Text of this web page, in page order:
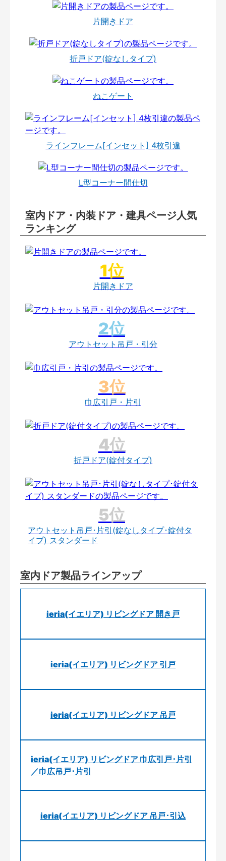
片開きドア
折戸ドア(錠なしタイプ)
ねこゲート
ラインフレーム[インセット] 4枚引違
L型コーナー間仕切
室内ドア・内装ドア・建具ページ人気
ランキング
片開きドア
アウトセット吊戸・引分
巾広引戸・片引
折戸ドア(錠付タイプ)
アウトセット吊戸･片引(錠なしタイプ･錠付タ
イプ) スタンダード
室内ドア製品ラインアップ
ieria(イエリア) リビングドア 開き戸
ieria(イエリア) リビングドア 引戸
ieria(イエリア) リビングドア 吊戸
ieria(イエリア) リビングドア 巾広引戸･片引
／巾広吊戸･片引
ieria(イエリア) リビングドア 吊戸･引込